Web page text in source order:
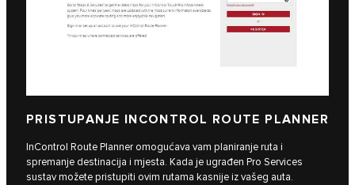
PRISTUPANJE INCONTROL ROUTE PLANNER
InControl Route Planner omogućava vam planiranje ruta i
spremanje destinacija i mjesta. Kada je ugrađen Pro Services
sustav možete pristupiti ovim rutama kasnije iz vašeg auta.